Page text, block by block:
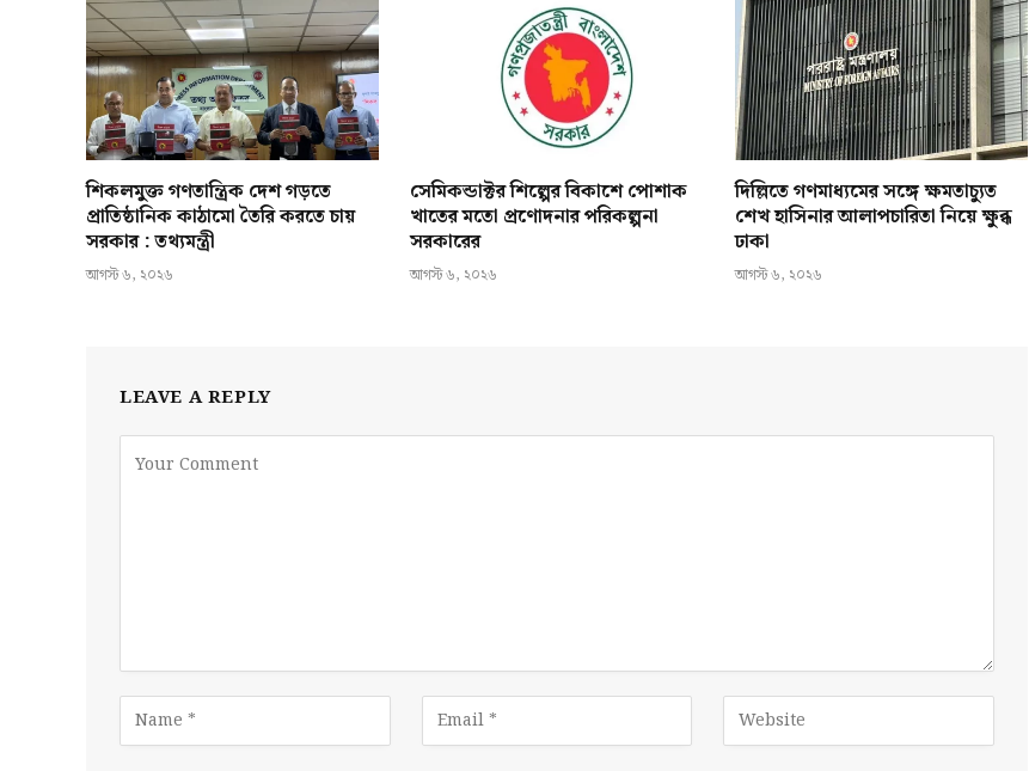
শিকলমুক্ত গণতান্ত্রিক দেশ গড়তে
প্রাতিষ্ঠানিক কাঠামো তৈরি করতে চায়
সরকার : তথ্যমন্ত্রী
আগস্ট ৬, ২০২৬
সেমিকন্ডাক্টর শিল্পের বিকাশে পোশাক
খাতের মতো প্রণোদনার পরিকল্পনা
সরকারের
আগস্ট ৬, ২০২৬
দিল্লিতে গণমাধ্যমের সঙ্গে ক্ষমতাচ্যুত
শেখ হাসিনার আলাপচারিতা নিয়ে ক্ষুব্ধ
ঢাকা
আগস্ট ৬, ২০২৬
LEAVE A REPLY